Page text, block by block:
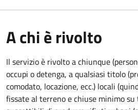
A chi è rivolto
Il servizio è rivolto a chiunque
occupi o detenga, a qualsiasi titolo
comodato, locazione, ecc.) locali
fissate al terreno e chiuse minimo